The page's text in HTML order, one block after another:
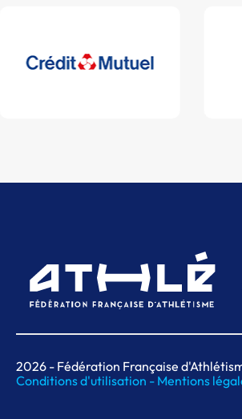
2026 - Fédération Française
Conditions d'utilisation - Mentions